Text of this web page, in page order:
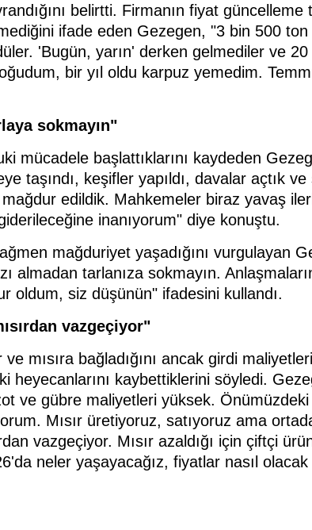
belirtti. Firmanın fiyat güncelleme
ifade eden Gezegen, "3 bin 500
'Bugün, yarın' derken gelmediler ve
bir yıl oldu karpuz yemedim.
sokmayın"
mücadele başlattıklarını kaydeden
taşındı, keşifler yapıldı, davalar açtık
edildik. Mahkemeler biraz yavaş
inanıyorum" diye konuştu.
mağduriyet yaşadığını vurgulayan
almadan tarlanıza sokmayın.
oldum, siz düşünün" ifadesini kullandı.
vazgeçiyor"
mısıra bağladığını ancak girdi
heyecanlarını kaybettiklerini söyledi.
ve gübre maliyetleri yüksek. Önümüzdeki
Mısır üretiyoruz, satıyoruz ama
vazgeçiyor. Mısır azaldığı için çiftçi
neler yaşayacağız, fiyatlar nasıl